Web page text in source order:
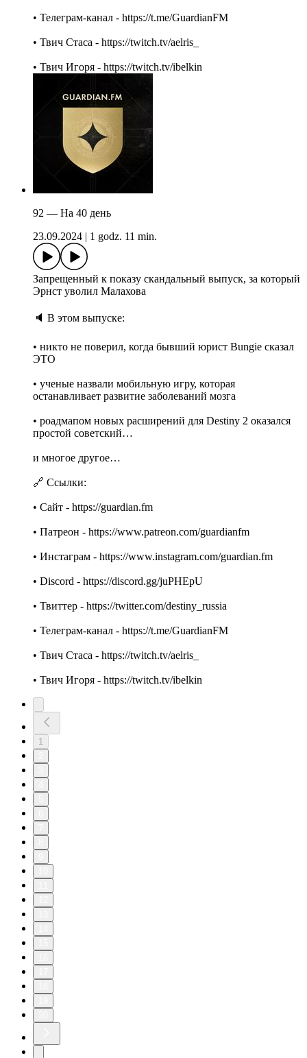
• Телеграм-канал - https://t.me/GuardianFM
• Твич Стаса - https://twitch.tv/aelris_
• Твич Игоря - https://twitch.tv/ibelkin
92 — На 40 день
23.09.2024
1 godz. 11 min.
Запрещенный к показу скандальный выпуск, за который
Эрнст уволил Малахова
🔈 В этом выпуске:
• никто не поверил, когда бывший юрист Bungie сказал
ЭТО
• ученые назвали мобильную игру, которая
останавливает развитие заболеваний мозга
• роадмапом новых расширений для Destiny 2 оказался
простой советский…
и многое другое…
🔗 Ссылки:
• Cайт - https://guardian.fm
• Патреон - https://www.patreon.com/guardianfm
• Инстаграм - https://www.instagram.com/guardian.fm
• Discord - https://discord.gg/juPHEpU
• Твиттер - https://twitter.com/destiny_russia
• Телеграм-канал - https://t.me/GuardianFM
• Твич Стаса - https://twitch.tv/aelris_
• Твич Игоря - https://twitch.tv/ibelkin
1